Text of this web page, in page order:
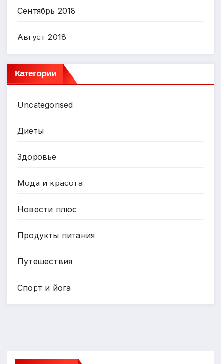
Сентябрь 2018
Август 2018
Категории
Uncategorised
Диеты
Здоровье
Мода и красота
Новости плюс
Продукты питания
Путешествия
Спорт и йога